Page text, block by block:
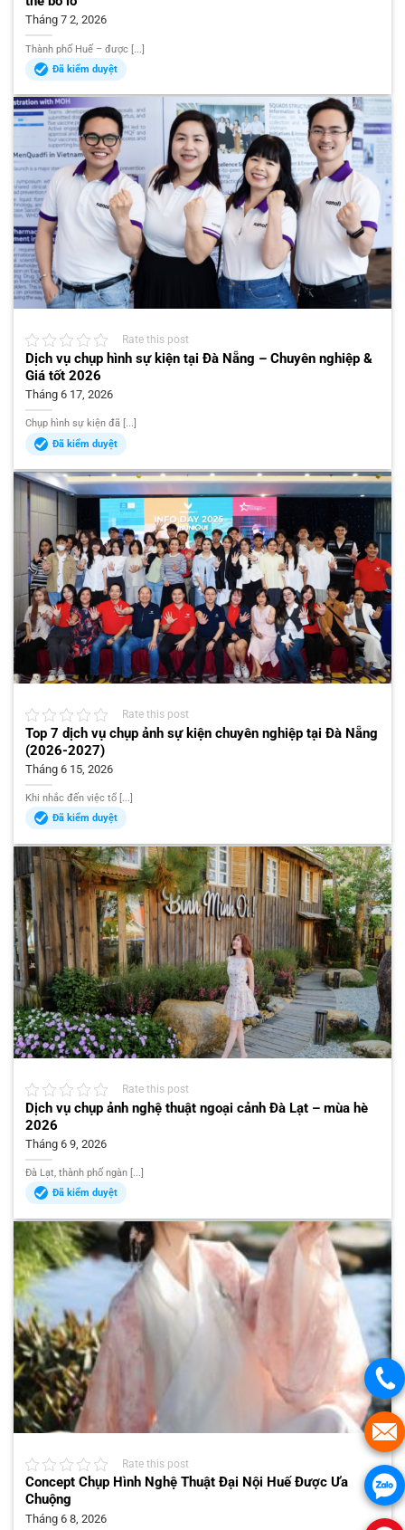
Tháng 7 2, 2026
Thành phố Huế – được [...]
Đã kiểm duyệt
Rate this post
Dịch vụ chụp hình sự kiện tại Đà Nẵng – Chuyên nghiệp &
Giá tốt 2026
Tháng 6 17, 2026
Chụp hình sự kiện đã [...]
Đã kiểm duyệt
Rate this post
Top 7 dịch vụ chụp ảnh sự kiện chuyên nghiệp tại Đà Nẵng
(2026-2027)
Tháng 6 15, 2026
Khi nhắc đến việc tổ [...]
Đã kiểm duyệt
Rate this post
Dịch vụ chụp ảnh nghệ thuật ngoại cảnh Đà Lạt – mùa hè
2026
Tháng 6 9, 2026
Đà Lạt, thành phố ngàn [...]
Đã kiểm duyệt
Rate this post
Concept Chụp Hình Nghệ Thuật Đại Nội Huế Được Ưa
Chuộng
Tháng 6 8, 2026